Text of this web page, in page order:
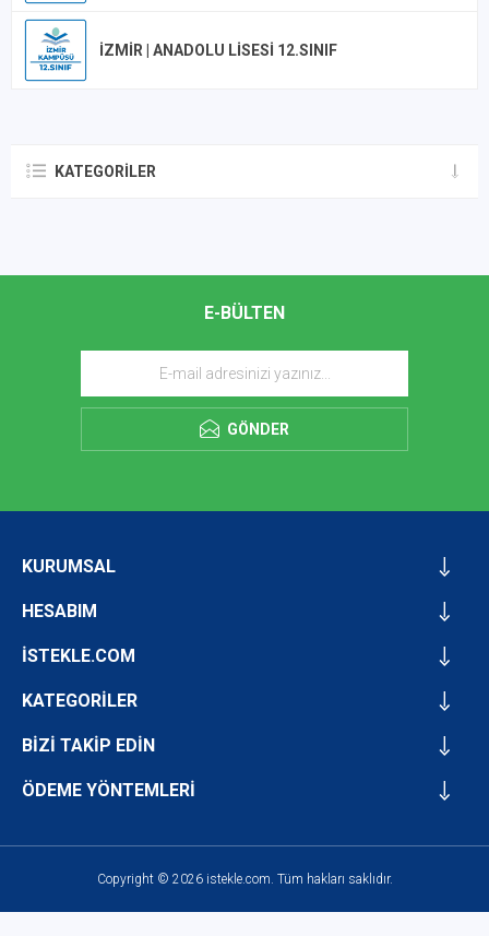
İZMIR | ANADOLU LISESI 12.SINIF
KATEGORILER
E-BÜLTEN
GÖNDER
KURUMSAL
HESABIM
İSTEKLE.COM
KATEGORİLER
BİZİ TAKİP EDİN
ÖDEME YÖNTEMLERİ
Copyright © 2026 istekle.com. Tüm hakları saklıdır.